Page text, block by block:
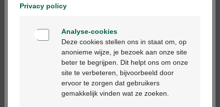
€ 12,25
Mustela zon zonnestick
spf50 9ml
€ 20,35
€ 31,95
Vichy capitak soleil
SPF50+ melk kind
gevoelige huid 300ml
Bienvenue
Ga verder in het nederlands
Continuez en français
Privacy policy
Analyse-cookies
Deze cookies stellen ons in staat om, op
anonieme wijze, je bezoek aan onze site
beter te begrijpen. Dit helpt ons om onze
site te verbeteren, bijvoorbeeld door
ervoor te zorgen dat gebruikers
gemakkelijk vinden wat ze zoeken.